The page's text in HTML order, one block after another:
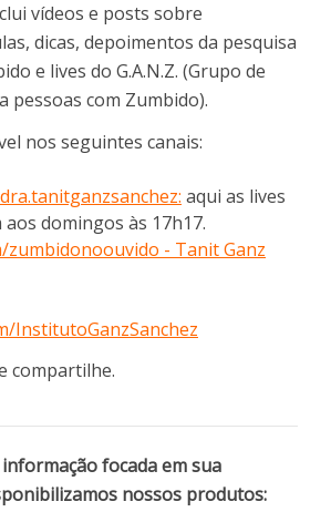
vídeos e posts sobre
dicas, depoimentos da pesquisa
e lives do G.A.N.Z. (Grupo de
pessoas com Zumbido).
nos seguintes canais:
aqui as lives
domingos às 17h17.
zumbidonoouvido - Tanit Ganz
InstitutoGanzSanchez
compartilhe.
focada em sua
nossos produtos: